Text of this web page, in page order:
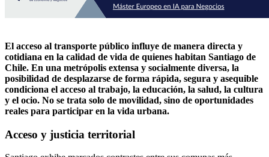
El acceso al transporte público influye de manera directa y
cotidiana en la calidad de vida de quienes habitan Santiago de
Chile. En una metrópolis extensa y socialmente diversa, la
posibilidad de desplazarse de forma rápida, segura y asequible
condiciona el acceso al trabajo, la educación, la salud, la cultura
y el ocio. No se trata solo de movilidad, sino de oportunidades
reales para participar en la vida urbana.
Acceso y justicia territorial